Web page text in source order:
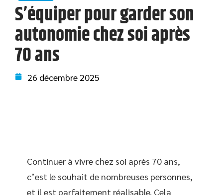
S’équiper pour garder son
autonomie chez soi après
70 ans
26 décembre 2025
Continuer à vivre chez soi après 70 ans,
c’est le souhait de nombreuses personnes,
et il est parfaitement réalisable. Cela